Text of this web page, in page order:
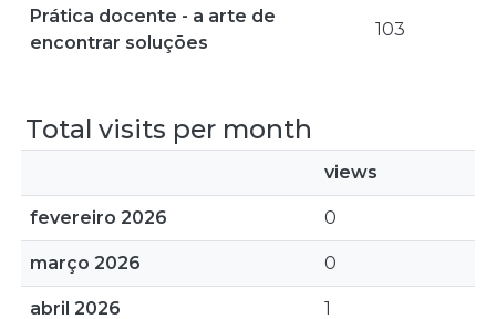
Prática docente - a arte de
encontrar soluções
103
Total visits per month
views
fevereiro 2026 0
março 2026 0
abril 2026 1